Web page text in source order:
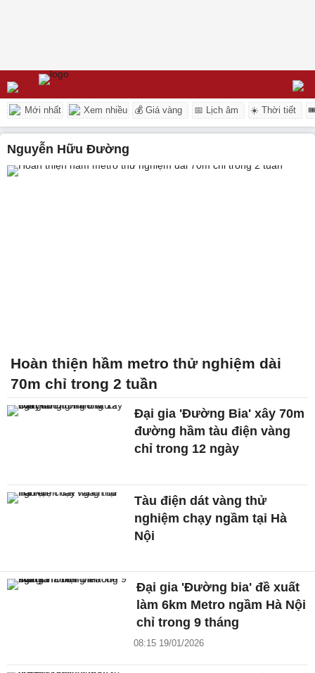
Mới nhất Xem nhiều 💰 Giá vàng 📅 Lịch âm ☀️ Thời tiết
Nguyễn Hữu Đường
Hoàn thiện hầm metro thử nghiệm dài
70m chỉ trong 2 tuần
Đại gia 'Đường Bia' xây 70m
đường hầm tàu điện vàng
chỉ trong 12 ngày
Tàu điện dát vàng thử
nghiệm chạy ngầm tại Hà
Nội
Đại gia 'Đường bia' đề xuất
làm 6km Metro ngầm Hà Nội
chỉ trong 9 tháng
08:15 19/01/2026